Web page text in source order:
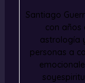
Santiago
con años
astrología
personas a